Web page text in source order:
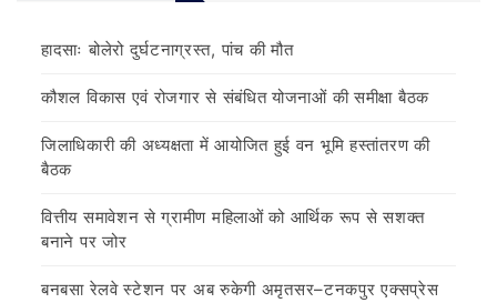
हादसाः बोलेरो दुर्घटनाग्रस्त, पांच की मौत
कौशल विकास एवं रोजगार से संबंधित योजनाओं की समीक्षा बैठक
जिलाधिकारी की अध्यक्षता में आयोजित हुई वन भूमि हस्तांतरण की
बैठक
वित्तीय समावेशन से ग्रामीण महिलाओं को आर्थिक रूप से सशक्त
बनाने पर जोर
बनबसा रेलवे स्टेशन पर अब रुकेगी अमृतसर–टनकपुर एक्सप्रेस